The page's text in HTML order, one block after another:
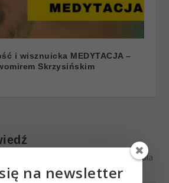
i wisznuicka MEDYTACJA –
Skrzysińskim
opublikowany. Wymagane pola
na newsletter